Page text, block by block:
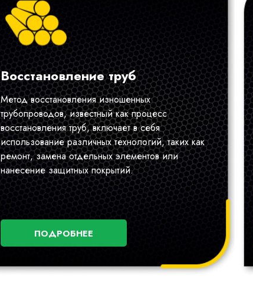
Восстановление труб
Метод восстановления изношенных
трубопроводов, известный как процесс
восстановления труб, включает в себя
использование различных технологий, таких как
ремонт, замена отдельных элементов или
нанесение защитных покрытий.
ПОДРОБНЕЕ